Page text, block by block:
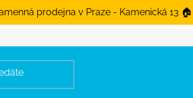
prodejna v Praze - Kamenická 13 🏠